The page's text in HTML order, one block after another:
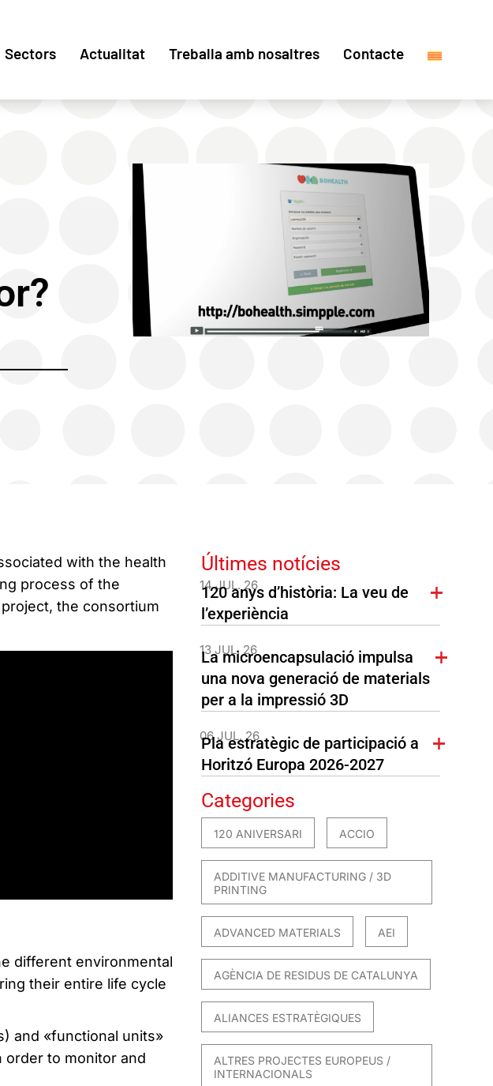
Sectors Actualitat Treballa amb nosaltres Contacte
with the health
process of the
the consortium
different environmental
their entire life cycle
and «functional units»
to monitor and
Últimes notícies
14 JUL. 26
120 anys d’història: La veu de
l’experiència
13 JUL. 26
La microencapsulació impulsa
una nova generació de materials
per a la impressió 3D
06 JUL. 26
Pla estratègic de participació a
Horitzó Europa 2026-2027
Categories
120 ANIVERSARI ACCIO
ADDITIVE MANUFACTURING / 3D
PRINTING
ADVANCED MATERIALS AEI
AGÈNCIA DE RESIDUS DE CATALUNYA
ALIANCES ESTRATÈGIQUES
ALTRES PROJECTES EUROPEUS /
INTERNACIONALS